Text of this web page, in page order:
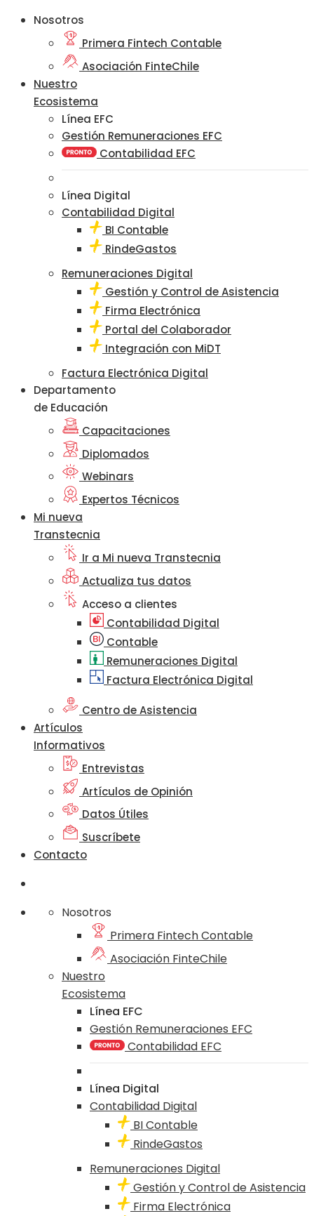
Nosotros
Primera Fintech Contable
Asociación FinteChile
Nuestro
Ecosistema
Línea EFC
Gestión Remuneraciones EFC
Contabilidad EFC
Línea Digital
Contabilidad Digital
BI Contable
RindeGastos
Remuneraciones Digital
Gestión y Control de Asistencia
Firma Electrónica
Portal del Colaborador
Integración con MiDT
Factura Electrónica Digital
Departamento
de Educación
Capacitaciones
Diplomados
Webinars
Expertos Técnicos
Mi nueva
Transtecnia
Ir a Mi nueva Transtecnia
Actualiza tus datos
Acceso a clientes
Contabilidad Digital
Contable
Remuneraciones Digital
Factura Electrónica Digital
Centro de Asistencia
Artículos
Informativos
Entrevistas
Artículos de Opinión
Datos Útiles
Suscríbete
Contacto
Nosotros
Primera Fintech Contable
Asociación FinteChile
Nuestro
Ecosistema
Línea EFC
Gestión Remuneraciones EFC
Contabilidad EFC
Línea Digital
Contabilidad Digital
BI Contable
RindeGastos
Remuneraciones Digital
Gestión y Control de Asistencia
Firma Electrónica